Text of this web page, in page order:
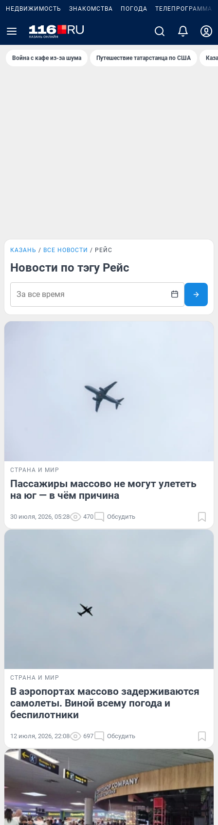
НЕДВИЖИМОСТЬ ЗНАКОМСТВА ПОГОДА ТЕЛЕПРОГРАММА
Война с кафе из-за шума Путешествие татарстанца по США
КАЗАНЬ ВСЕ НОВОСТИ РЕЙС
Новости по тэгу Рейс
СТРАНА И МИР
Пассажиры массово не могут улететь
на юг — в чём причина
30 июля, 2026, 05:28 470 Обсудить
СТРАНА И МИР
В аэропортах массово задерживаются
самолеты. Виной всему погода и
беспилотники
12 июля, 2026, 22:08 697 Обсудить